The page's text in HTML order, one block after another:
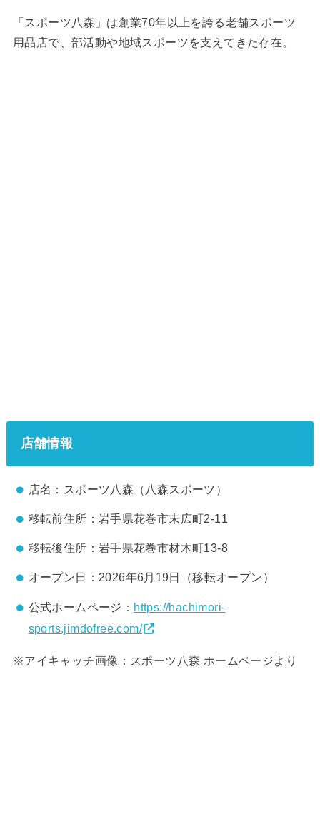
「スポーツ八森」は創業70年以上を誇る老舗スポーツ
用品店で、部活動や地域スポーツを支えてきた存在。
店舗情報
店名：スポーツ八森（八森スポーツ）
移転前住所：岩手県花巻市末広町2-11
移転後住所：岩手県花巻市材木町13-8
オープン日：2026年6月19日（移転オープン）
公式ホームページ： https://hachimori-
sports.jimdofree.com/
※アイキャッチ画像：スポーツ八森 ホームページより